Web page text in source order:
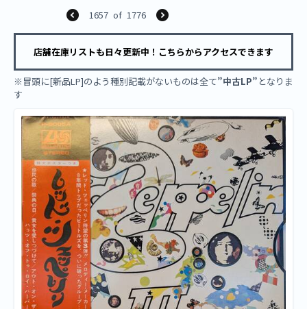
1657 of 1776
店舗在庫リストも日々更新中！こちらからアクセスできます
※冒頭に[新品LP]のよう種別記載がないものは全て”中古LP” となりま
す